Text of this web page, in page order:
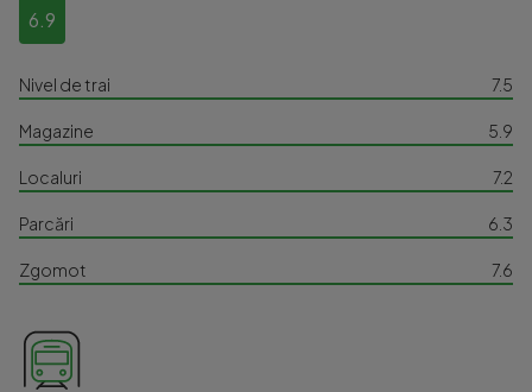
6.9
Nivel de trai 7.5
Magazine 5.9
Localuri 7.2
Parcări 6.3
Zgomot 7.6